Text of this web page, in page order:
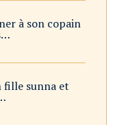
à son copain
fille sunna et